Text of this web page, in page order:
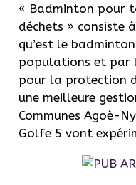
« Badminton pour
déchets » consiste
qu’est le
populations et par
pour la protection
une meilleure
Communes Agoè-
Golfe 5 vont